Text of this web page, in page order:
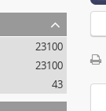
23100
23100
43